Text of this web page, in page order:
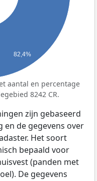
82,4%
aantal en percentage
8242 CR.
zijn gebaseerd
de gegevens over
Het soort
bepaald voor
(panden met
De gegevens